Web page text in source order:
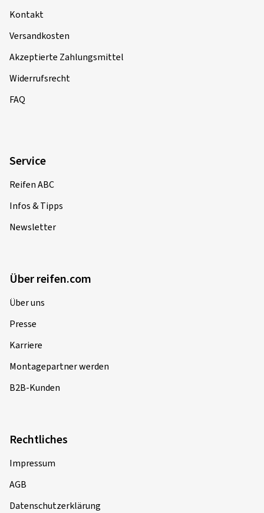
Kontakt
Versandkosten
Akzeptierte Zahlungsmittel
Widerrufsrecht
FAQ
Service
Reifen ABC
Infos & Tipps
Newsletter
Über reifen.com
Über uns
Presse
Karriere
Montagepartner werden
B2B-Kunden
Rechtliches
Impressum
AGB
Datenschutzerklärung